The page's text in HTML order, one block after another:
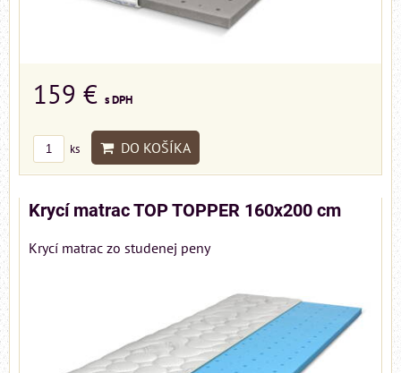
159 € s DPH
ks DO KOŠÍKA
Krycí matrac TOP TOPPER 160x200 cm
Krycí matrac zo studenej peny